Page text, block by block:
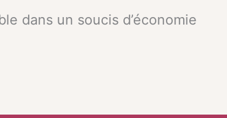
dans un soucis d’économie